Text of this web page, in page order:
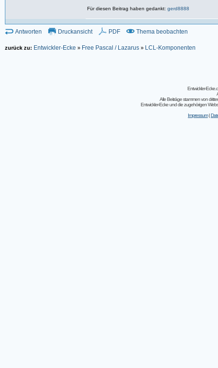
Für diesen Beitrag haben gedankt: gerd8888
Antworten Druckansicht PDF Thema beobachten
zurück zu: Entwickler-Ecke » Free Pascal / Lazarus » LCL-Komponenten
Entwickler-
Alle Beiträge stammen von
Entwickler-Ecke und die zugehörigen
Impressum|